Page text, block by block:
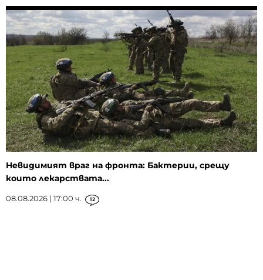
Невидимият враг на фронта: Бактерии, срещу
които лекарствата...
08.08.2026 | 17:00 ч. 12